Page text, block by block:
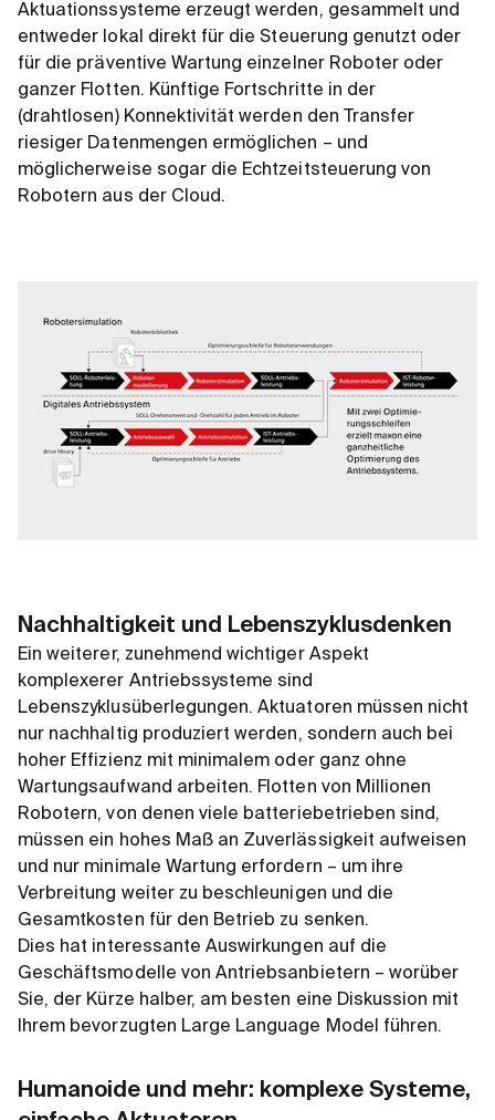
Aktuationssysteme erzeugt werden, gesammelt und
entweder lokal direkt für die Steuerung genutzt oder
für die präventive Wartung einzelner Roboter oder
ganzer Flotten. Künftige Fortschritte in der
(drahtlosen) Konnektivität werden den Transfer
riesiger Datenmengen ermöglichen – und
möglicherweise sogar die Echtzeitsteuerung von
Robotern aus der Cloud.
Nachhaltigkeit und Lebenszyklusdenken
Ein weiterer, zunehmend wichtiger Aspekt
komplexerer Antriebssysteme sind
Lebenszyklusüberlegungen. Aktuatoren müssen nicht
nur nachhaltig produziert werden, sondern auch bei
hoher Effizienz mit minimalem oder ganz ohne
Wartungsaufwand arbeiten. Flotten von Millionen
Robotern, von denen viele batteriebetrieben sind,
müssen ein hohes Maß an Zuverlässigkeit aufweisen
und nur minimale Wartung erfordern – um ihre
Verbreitung weiter zu beschleunigen und die
Gesamtkosten für den Betrieb zu senken.
Dies hat interessante Auswirkungen auf die
Geschäftsmodelle von Antriebsanbietern – worüber
Sie, der Kürze halber, am besten eine Diskussion mit
Ihrem bevorzugten Large Language Model führen.
Humanoide und mehr: komplexe Systeme,